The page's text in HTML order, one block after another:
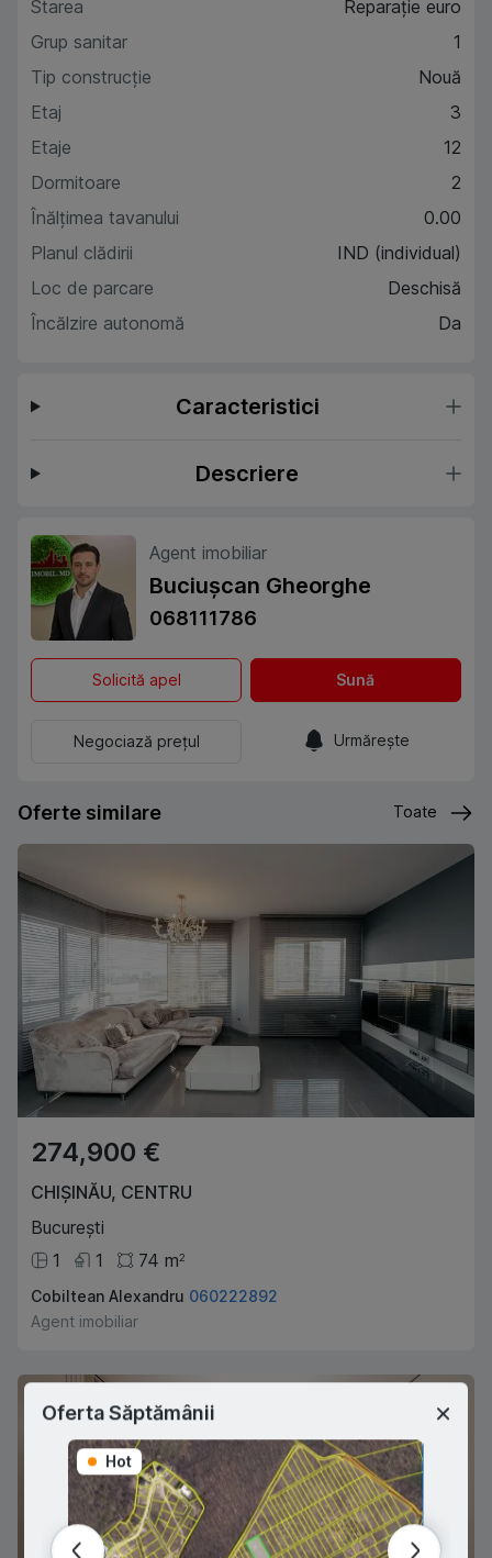
Starea
Reparație euro
Grup sanitar
1
Tip construcție
Nouă
Etaj
3
Etaje
12
Dormitoare
2
Înălțimea tavanului
0.00
Planul clădirii
IND (individual)
Loc de parcare
Deschisă
Încălzire autonomă
Da
Caracteristici
Descriere
Agent imobiliar
Buciușcan Gheorghe
068111786
Solicită apel Sună
Negociază prețul Urmărește
Oferte similare Toate
274,900 €
CHIȘINĂU, CENTRU
București
1
1 74 m2
Cobiltean Alexandru 060222892
Agent imobiliar
Oferta Săptămânii
Hot